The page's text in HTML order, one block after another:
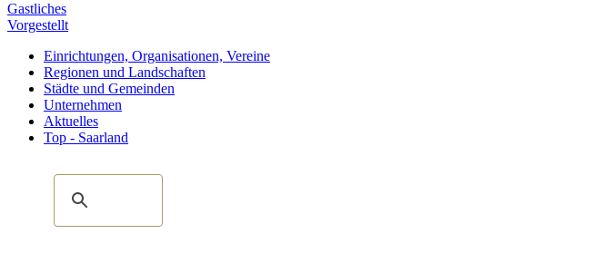
Gastliches
Vorgestellt
Einrichtungen, Organisationen, Vereine
Regionen und Landschaften
Städte und Gemeinden
Unternehmen
Aktuelles
Top - Saarland